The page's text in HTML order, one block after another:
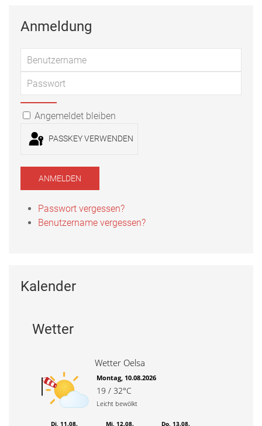
Anmeldung
Passwort
PASSWORT ANZEIGEN
Angemeldet bleiben
PASSKEY VERWENDEN
ANMELDEN
Passwort vergessen?
Benutzername vergessen?
Kalender
Wetter
Wetter Oelsa
Montag, 10.08.2026
19 / 32°C
Leicht bewölkt
Di, 11.08. Mi, 12.08. Do, 13.08.